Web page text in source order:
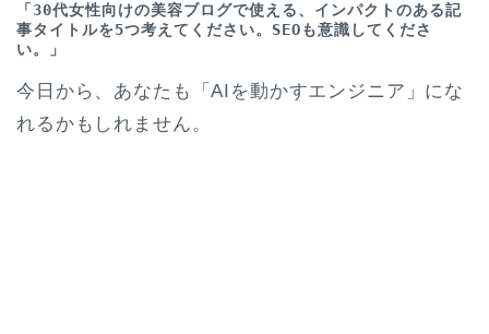
「30代女性向けの美容ブログで使える、インパクトのある記
事タイトルを5つ考えてください。SEOも意識してくださ
い。」
今日から、あなたも「AIを動かすエンジニア」にな
れるかもしれません。